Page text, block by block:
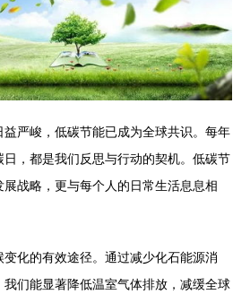
益严峻，低碳节能已成为全球共识。每年
，都是我们反思与行动的契机。低碳节
战略，更与每个人的日常生活息息相
化的有效途径。通过减少化石能源消
们能显著降低温室气体排放，减缓全球